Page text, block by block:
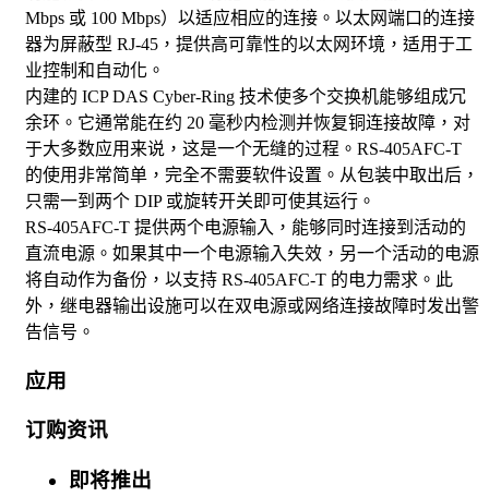
Mbps 或 100 Mbps）以适应相应的连接。以太网端口的连接
器为屏蔽型 RJ-45，提供高可靠性的以太网环境，适用于工
业控制和自动化。
内建的 ICP DAS Cyber-Ring 技术使多个交换机能够组成冗
余环。它通常能在约 20 毫秒内检测并恢复铜连接故障，对
于大多数应用来说，这是一个无缝的过程。RS-405AFC-T
的使用非常简单，完全不需要软件设置。从包装中取出后，
只需一到两个 DIP 或旋转开关即可使其运行。
RS-405AFC-T 提供两个电源输入，能够同时连接到活动的
直流电源。如果其中一个电源输入失效，另一个活动的电源
将自动作为备份，以支持 RS-405AFC-T 的电力需求。此
外，继电器输出设施可以在双电源或网络连接故障时发出警
告信号。
应用
订购资讯
即将推出